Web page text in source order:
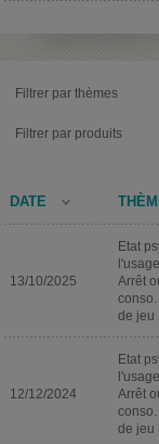
Filtrer par thèmes
Filtrer par produits
DATE
13/10/2025
Etat
Arrêt
de jeu
12/12/2024
Etat
Arrêt
de jeu